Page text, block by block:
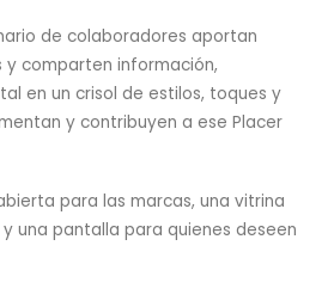
de colaboradores aportan
y comparten información,
en un crisol de estilos, toques y
y contribuyen a ese Placer
para las marcas, una vitrina
una pantalla para quienes deseen